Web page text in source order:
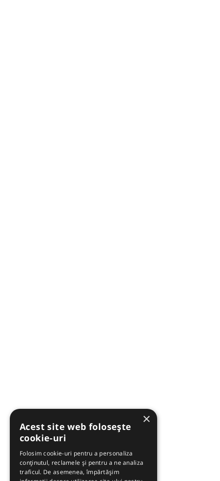
×
Acest site web folosește
cookie-uri
Folosim cookie-uri pentru a personaliza
conținutul, reclamele și pentru a ne analiza
traficul. De asemenea, împărtășim